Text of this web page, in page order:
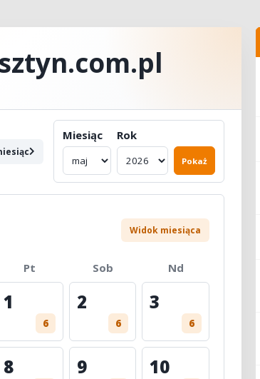
Miesiąc Rok
Pokaż
Widok miesiąca
Pt Sob Nd
1
6
2
6
3
6
8 9 10